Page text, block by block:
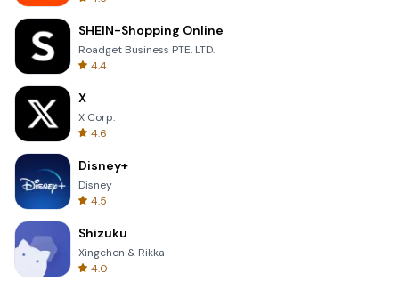
SHEIN-Shopping Online
Roadget Business PTE. LTD.
4.4
X
X Corp.
4.6
Disney+
Disney
4.5
Shizuku
Xingchen & Rikka
4.0